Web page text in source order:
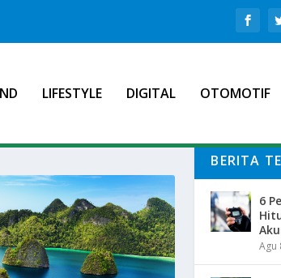
LIFESTYLE DIGITAL OTOMOTIF
BERITA
6
Agu